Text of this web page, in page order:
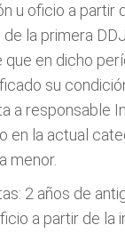
u oficio a partir
la primera
que en dicho
su
a responsable
en la actual
menor.
2 años de
a partir de la